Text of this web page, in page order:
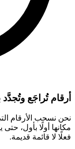
أرقام تُراجَع وتُجدَّد
نحن نسحب الأرقام
مكانها أولًا بأول،
فعلًا لا قائمة قديمة.